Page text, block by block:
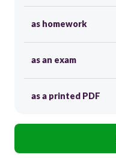
as homework
as an exam
as a printed PDF